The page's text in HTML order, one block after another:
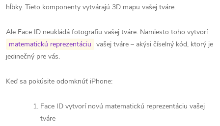
hĺbky. Tieto komponenty vytvárajú 3D mapu vašej tváre.
Ale Face ID neukládá fotografiu vašej tváre. Namiesto toho vytvorí
matematickú reprezentáciu vašej tváre – akýsi číselný kód, ktorý je
jedinečný pre vás.
Keď sa pokúsite odomknúť iPhone:
Face ID vytvorí novú matematickú reprezentáciu vašej
tváre